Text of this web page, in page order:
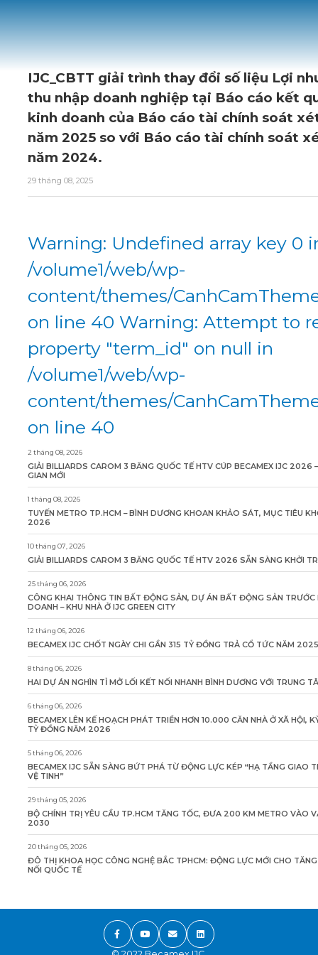
IJC_CBTT giải trình thay đổi số liệu Lợi
thu nhập doanh nghiệp tại Báo cáo kết
kinh doanh của Báo cáo tài chính soát
năm 2025 so với Báo cáo tài chính soát
năm 2024.
29 tháng 08, 2025
Warning: Undefined array key 0
/volume1/web/wp-
content/themes/
on line 40 Warning: Attempt to
property "term_id" on null in
/volume1/web/wp-
content/themes/
on line 40
2 tháng 08, 2026
GIẢI BILLIARDS CAROM 3 BĂNG QUỐC TẾ HTV CÚP BECAMEX IJC 2026
GIAN MỚI
1 tháng 08, 2026
TUYẾN METRO TP.HCM – BÌNH DƯƠNG KHOAN KHẢO SÁT, MỤC TIÊU
2026
10 tháng 07, 2026
GIẢI BILLIARDS CAROM 3 BĂNG QUỐC TẾ HTV 2026 SẴN SÀNG KHỞI
25 tháng 06, 2026
CÔNG KHAI THÔNG TIN BẤT ĐỘNG SẢN, DỰ ÁN BẤT ĐỘNG SẢN
DOANH – KHU NHÀ Ở IJC GREEN CITY
12 tháng 06, 2026
BECAMEX IJC CHỐT NGÀY CHI GẦN 315 TỶ ĐỒNG TRẢ CỔ TỨC NĂM 2025
8 tháng 06, 2026
HAI DỰ ÁN NGHÌN TỈ MỞ LỐI KẾT NỐI NHANH BÌNH DƯƠNG VỚI TRUNG
6 tháng 06, 2026
BECAMEX LÊN KẾ HOẠCH PHÁT TRIỂN HƠN 10.000 CĂN NHÀ Ở XÃ HỘI,
TỶ ĐỒNG NĂM 2026
5 tháng 06, 2026
BECAMEX IJC SẴN SÀNG BỨT PHÁ TỪ ĐỘNG LỰC KÉP “HẠ TẦNG GIAO
VỆ TINH”
29 tháng 05, 2026
BỘ CHÍNH TRỊ YÊU CẦU TP.HCM TĂNG TỐC, ĐƯA 200 KM METRO VÀO
2030
20 tháng 05, 2026
ĐÔ THỊ KHOA HỌC CÔNG NGHỆ BẮC TPHCM: ĐỘNG LỰC MỚI CHO
NỐI QUỐC TẾ